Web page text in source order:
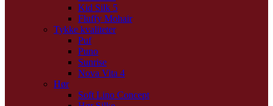
Kid Silk 5
Fluffy Mohair
Tykke kvaliteter
Puf
Puno
Sunrise
Nova Vita 4
Hør
Soft Lino Concept